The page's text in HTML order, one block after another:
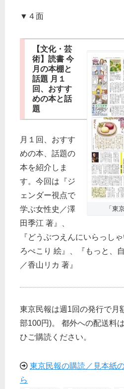
▼４面
「東
【文化・芸
術】読書 今
月の本棚と
話題 月１
回、おすす
めの本と話
題
月１回、おすす
めの本、話題の
本を紹介しま
す。今回は『ジ
ェンダー視点で
学ぶ女性史／澤
田季江 著』、
『どうぶつえんにいらっし
ろぺこり 絵』、『もっと、
／香山リカ 著』
東京民報は週1回の発行で月
部100円)。 都外への配送料
ひご購読ください。
東京民報の購読／見本紙
ら